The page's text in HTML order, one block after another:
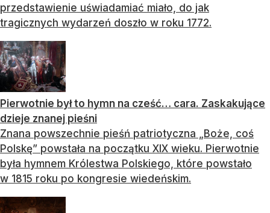
przedstawienie uświadamiać miało, do jak
tragicznych wydarzeń doszło w roku 1772.
Pierwotnie był to hymn na cześć… cara. Zaskakujące
dzieje znanej pieśni
Znana powszechnie pieśń patriotyczna „Boże, coś
Polskę” powstała na początku XIX wieku. Pierwotnie
była hymnem Królestwa Polskiego, które powstało
w 1815 roku po kongresie wiedeńskim.